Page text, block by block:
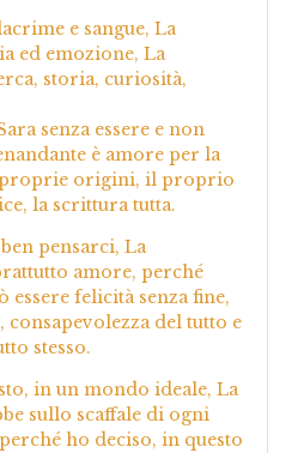
e sangue, La
ed emozione, La
storia, curiosità,
senza essere e non
è amore per la
origini, il proprio
la scrittura tutta.
pensarci, La
amore, perché
essere felicità senza fine,
consapevolezza del tutto e
stesso.
in un mondo ideale, La
sullo scaffale di ogni
ho deciso, in questo